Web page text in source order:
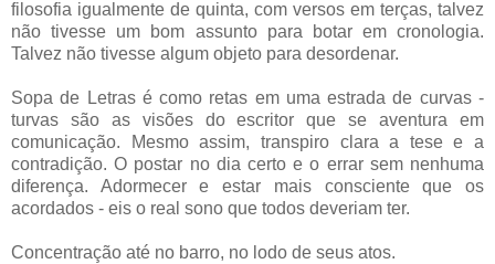
filosofia igualmente de quinta, com versos em terças, talvez
não tivesse um bom assunto para botar em cronologia.
Talvez não tivesse algum objeto para desordenar.
Sopa de Letras é como retas em uma estrada de curvas -
turvas são as visões do escritor que se aventura em
comunicação. Mesmo assim, transpiro clara a tese e a
contradição. O postar no dia certo e o errar sem nenhuma
diferença. Adormecer e estar mais consciente que os
acordados - eis o real sono que todos deveriam ter.
Concentração até no barro, no lodo de seus atos.